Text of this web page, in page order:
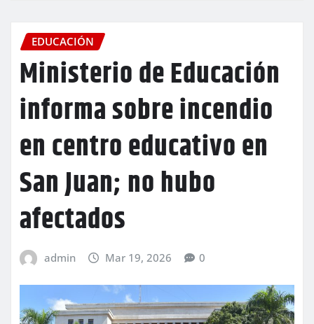
EDUCACIÓN
Ministerio de Educación
informa sobre incendio
en centro educativo en
San Juan; no hubo
afectados
admin Mar 19, 2026 0